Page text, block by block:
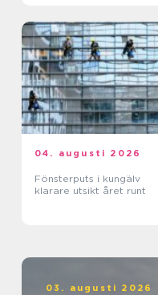
04. augusti 2026
Fönsterputs i kungälv
klarare utsikt året runt
03. augusti 2026